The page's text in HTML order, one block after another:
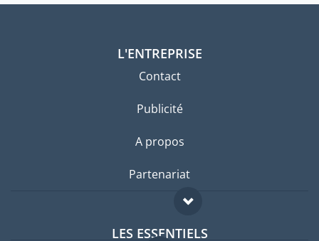
L'ENTREPRISE
Contact
Publicité
A propos
Partenariat
LES ESSENTIELS